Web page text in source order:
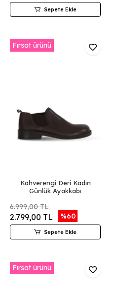
Sepete Ekle
Fırsat ürünü
Kahverengi Deri Kadın
Günlük Ayakkabı
6.999,00 TL
2.799,00 TL %60
Sepete Ekle
Fırsat ürünü